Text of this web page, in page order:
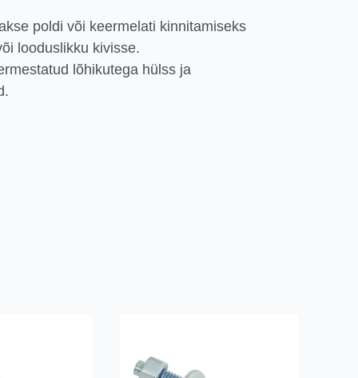
poldi või keermelati kinnitamiseks
looduslikku kivisse.
lõhikutega hülss ja